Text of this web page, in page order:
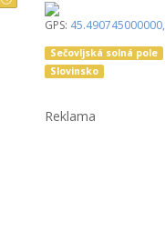
GPS: 45.490745000000,
Sečovljská solná pole
Slovinsko
Reklama